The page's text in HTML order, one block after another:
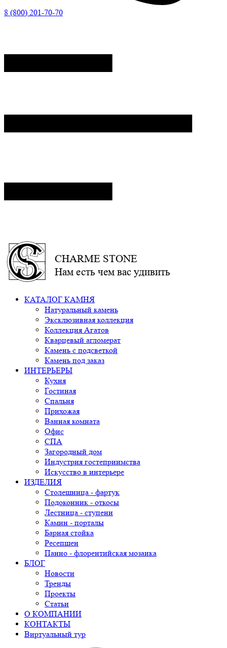
8 (800) 201-70-70
CHARME STONE
Нам есть чем вас удивить
КАТАЛОГ КАМНЯ
Натуральный камень
Эксклюзивная коллекция
Коллекция Агатов
Кварцевый агломерат
Камень с подсветкой
Камень под заказ
ИНТЕРЬЕРЫ
Кухня
Гостиная
Спальня
Прихожая
Ванная комната
Офис
СПА
Загородный дом
Индустрия гостеприимства
Искусство в интерьере
ИЗДЕЛИЯ
Столешница - фартук
Подоконник - откосы
Лестница - ступени
Камин - порталы
Барная стойка
Ресепшен
Панно - флорентийская мозаика
БЛОГ
Новости
Тренды
Проекты
Статьи
О КОМПАНИИ
КОНТАКТЫ
Виртуальный тур